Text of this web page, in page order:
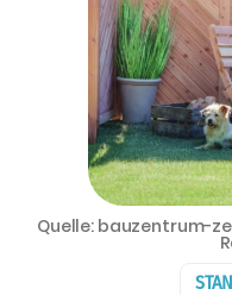
Quelle: bauzentrum-